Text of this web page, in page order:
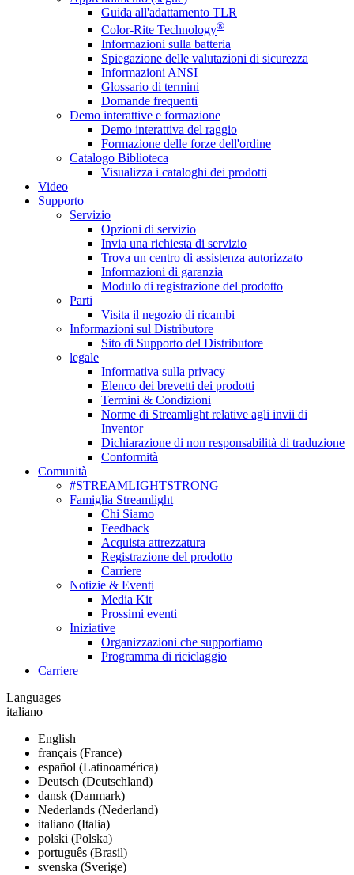
Guida all'adattamento TLR
Color-Rite Technology®
Informazioni sulla batteria
Spiegazione delle valutazioni di sicurezza
Informazioni ANSI
Glossario di termini
Domande frequenti
Demo interattive e formazione
Demo interattiva del raggio
Formazione delle forze dell'ordine
Catalogo Biblioteca
Visualizza i cataloghi dei prodotti
Video
Supporto
Servizio
Opzioni di servizio
Invia una richiesta di servizio
Trova un centro di assistenza autorizzato
Informazioni di garanzia
Modulo di registrazione del prodotto
Parti
Visita il negozio di ricambi
Informazioni sul Distributore
Sito di Supporto del Distributore
legale
Informativa sulla privacy
Elenco dei brevetti dei prodotti
Termini & Condizioni
Norme di Streamlight relative agli invii di
Inventor
Dichiarazione di non responsabilità di traduzione
Conformità
Comunità
#STREAMLIGHTSTRONG
Famiglia Streamlight
Chi Siamo
Feedback
Acquista attrezzatura
Registrazione del prodotto
Carriere
Notizie & Eventi
Media Kit
Prossimi eventi
Iniziative
Organizzazioni che supportiamo
Programma di riciclaggio
Carriere
Languages
italiano
English
français (France)
español (Latinoamérica)
Deutsch (Deutschland)
dansk (Danmark)
Nederlands (Nederland)
italiano (Italia)
polski (Polska)
português (Brasil)
svenska (Sverige)